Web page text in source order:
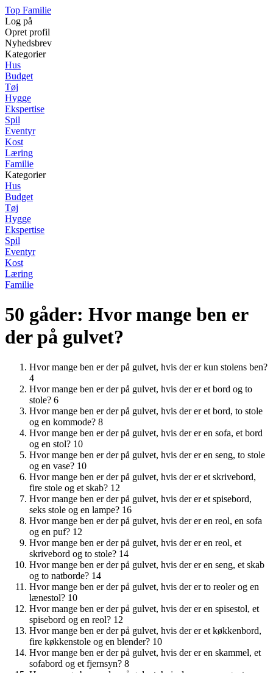
Top Familie
Log på
Opret profil
Nyhedsbrev
Kategorier
Hus
Budget
Tøj
Hygge
Ekspertise
Spil
Eventyr
Kost
Læring
Familie
Kategorier
Hus
Budget
Tøj
Hygge
Ekspertise
Spil
Eventyr
Kost
Læring
Familie
50 gåder: Hvor mange ben er
der på gulvet?
Hvor mange ben er der på gulvet, hvis der er kun stolens ben?
4
Hvor mange ben er der på gulvet, hvis der er et bord og to
stole? 6
Hvor mange ben er der på gulvet, hvis der er et bord, to stole
og en kommode? 8
Hvor mange ben er der på gulvet, hvis der er en sofa, et bord
og en stol? 10
Hvor mange ben er der på gulvet, hvis der er en seng, to stole
og en vase? 10
Hvor mange ben er der på gulvet, hvis der er et skrivebord,
fire stole og et skab? 12
Hvor mange ben er der på gulvet, hvis der er et spisebord,
seks stole og en lampe? 16
Hvor mange ben er der på gulvet, hvis der er en reol, en sofa
og en puf? 12
Hvor mange ben er der på gulvet, hvis der er en reol, et
skrivebord og to stole? 14
Hvor mange ben er der på gulvet, hvis der er en seng, et skab
og to natborde? 14
Hvor mange ben er der på gulvet, hvis der er to reoler og en
lænestol? 10
Hvor mange ben er der på gulvet, hvis der er en spisestol, et
spisebord og en reol? 12
Hvor mange ben er der på gulvet, hvis der er et køkkenbord,
fire køkkenstole og en blender? 10
Hvor mange ben er der på gulvet, hvis der er en skammel, et
sofabord og et fjernsyn? 8